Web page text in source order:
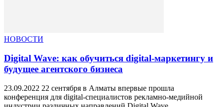
НОВОСТИ
Digital Wave: как обучиться digital-маркетингу и
будущее агентского бизнеса
23.09.2022 22 сентября в Алматы впервые прошла
конференция для digital-специалистов рекламно-медийной